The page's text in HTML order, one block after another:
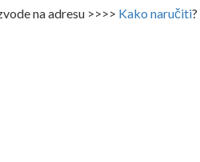
na adresu >>>> Kako naručiti?